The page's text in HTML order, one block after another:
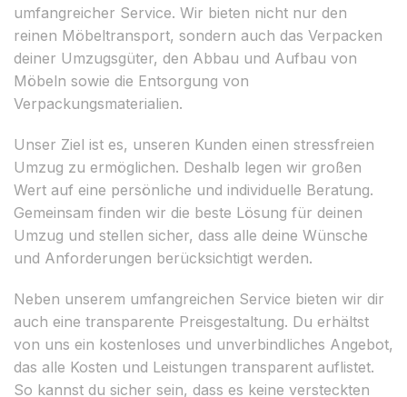
umfangreicher Service. Wir bieten nicht nur den
reinen Möbeltransport, sondern auch das Verpacken
deiner Umzugsgüter, den Abbau und Aufbau von
Möbeln sowie die Entsorgung von
Verpackungsmaterialien.
Unser Ziel ist es, unseren Kunden einen stressfreien
Umzug zu ermöglichen. Deshalb legen wir großen
Wert auf eine persönliche und individuelle Beratung.
Gemeinsam finden wir die beste Lösung für deinen
Umzug und stellen sicher, dass alle deine Wünsche
und Anforderungen berücksichtigt werden.
Neben unserem umfangreichen Service bieten wir dir
auch eine transparente Preisgestaltung. Du erhältst
von uns ein kostenloses und unverbindliches Angebot,
das alle Kosten und Leistungen transparent auflistet.
So kannst du sicher sein, dass es keine versteckten